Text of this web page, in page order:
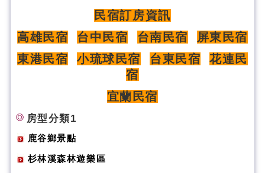
民宿訂房資訊
高雄民宿
台中民宿 台南民宿
屏東民宿
東港民宿
小琉球民宿 台東民宿
花連民
宿
宜蘭民宿
房型分類1
鹿谷鄉景點
杉林溪森林遊樂區